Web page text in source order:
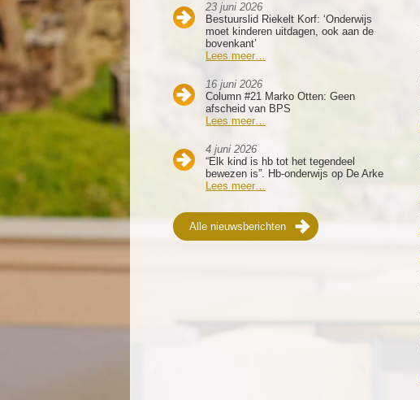
23 juni 2026
Bestuurslid Riekelt Korf: ‘Onderwijs
moet kinderen uitdagen, ook aan de
bovenkant’
Lees meer…
16 juni 2026
Column #21 Marko Otten: Geen
afscheid van BPS
Lees meer…
4 juni 2026
“Elk kind is hb tot het tegendeel
bewezen is”. Hb-onderwijs op De Arke
Lees meer…
Alle nieuwsberichten